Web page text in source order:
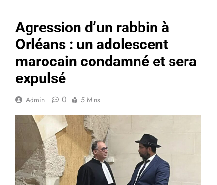
Agression d’un rabbin à
Orléans : un adolescent
marocain condamné et sera
expulsé
Admin 0 5 Mins